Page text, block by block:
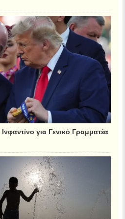
για Γενικό Γραμματέα